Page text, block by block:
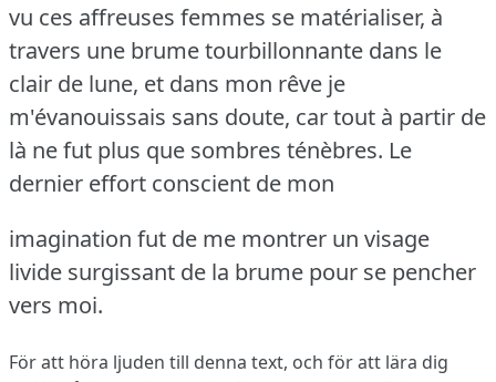
vu ces affreuses femmes se matérialiser, à
travers une brume tourbillonnante dans le
clair de lune, et dans mon rêve je
m'évanouissais sans doute, car tout à partir de
là ne fut plus que sombres ténèbres. Le
dernier effort conscient de mon
imagination fut de me montrer un visage
livide surgissant de la brume pour se pencher
vers moi.
För att höra ljuden till denna text, och för att lära dig